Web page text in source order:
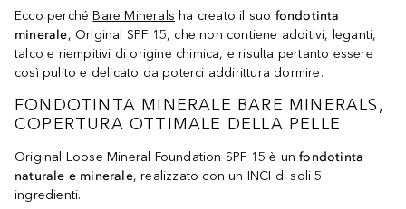
Ecco perchéBare Minerals ha creato il suo fondotinta
minerale, Original SPF 15, che non contiene additivi, leganti,
talco e riempitivi di origine chimica, e risulta pertanto essere
così pulito e delicato da poterci addirittura dormire.
FONDOTINTA MINERALE BARE MINERALS,
COPERTURA OTTIMALE DELLA PELLE
Original Loose Mineral Foundation SPF 15 è unfondotinta
naturale e minerale, realizzato con un INCI di soli 5
ingredienti.